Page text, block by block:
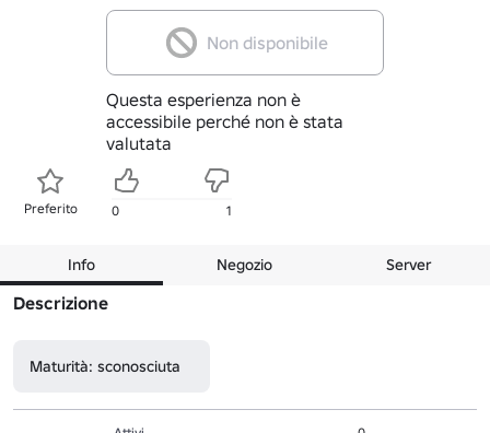
Non disponibile
Questa esperienza non è
accessibile perché non è stata
valutata
Preferito 0 1
Info Negozio Server
Descrizione
Maturità: sconosciuta